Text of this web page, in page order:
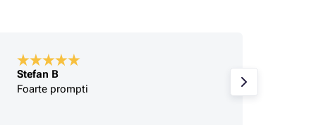
Stefan B
Foarte prompti